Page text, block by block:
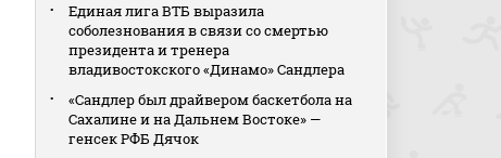
Единая лига ВТБ выразила
соболезнования в связи со смертью
президента и тренера
владивостокского «Динамо» Сандлера
«Сандлер был драйвером баскетбола на
Сахалине и на Дальнем Востоке» —
генсек РФБ Дячок